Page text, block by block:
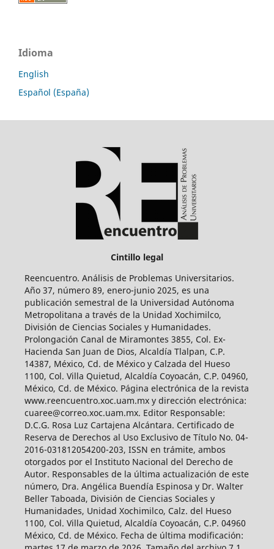
Idioma
English
Español (España)
Cintillo legal
Reencuentro. Análisis de Problemas Universitarios.
Año 37, número 89, enero-junio 2025, es una
publicación semestral de la Universidad Autónoma
Metropolitana a través de la Unidad Xochimilco,
División de Ciencias Sociales y Humanidades.
Prolongación Canal de Miramontes 3855, Col. Ex-
Hacienda San Juan de Dios, Alcaldía Tlalpan, C.P.
14387, México, Cd. de México y Calzada del Hueso
1100, Col. Villa Quietud, Alcaldía Coyoacán, C.P. 04960,
México, Cd. de México. Página electrónica de la revista
www.reencuentro.xoc.uam.mx y dirección electrónica:
cuaree@correo.xoc.uam.mx. Editor Responsable:
D.C.G. Rosa Luz Cartajena Alcántara. Certificado de
Reserva de Derechos al Uso Exclusivo de Título No. 04-
2016-031812054200-203, ISSN en trámite, ambos
otorgados por el Instituto Nacional del Derecho de
Autor. Responsables de la última actualización de este
número, Dra. Angélica Buendía Espinosa y Dr. Walter
Beller Taboada, División de Ciencias Sociales y
Humanidades, Unidad Xochimilco, Calz. del Hueso
1100, Col. Villa Quietud, Alcaldía Coyoacán, C.P. 04960
México, Cd. de México. Fecha de última modificación: